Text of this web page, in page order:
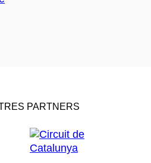
PARTNERS